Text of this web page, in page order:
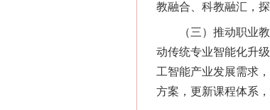
教融合、科教融汇，
（三）推动职业教
动传统专业智能化升
工智能产业发展需求
方案，更新课程体系